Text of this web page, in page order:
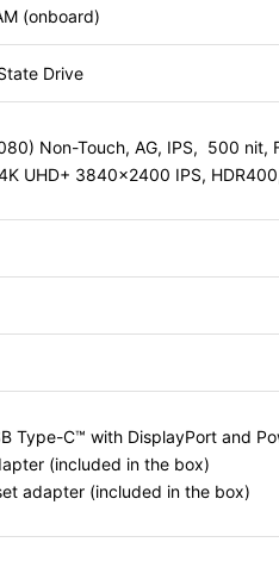
(onboard)
Drive
Non-Touch, AG, IPS, 500 nit,
UHD+ 3840×2400 IPS,
Type-C™ with DisplayPort and
(included in the box)
adapter (included in the box)